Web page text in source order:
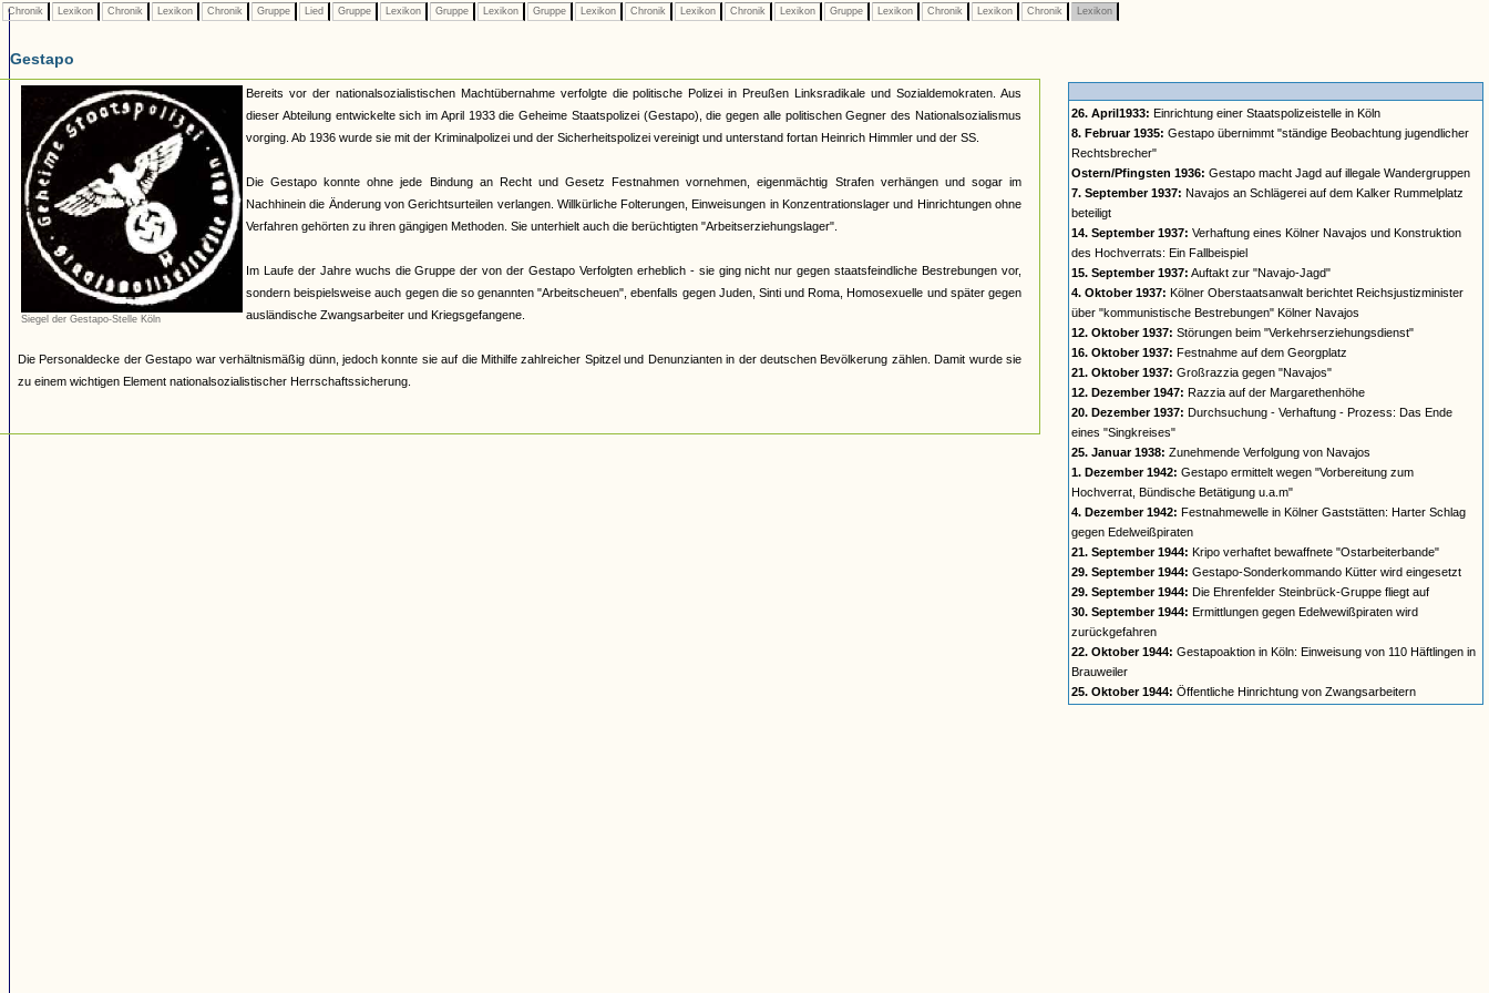
Chronik Lexikon Chronik Lexikon Chronik Gruppe Lied Gruppe Lexikon Gruppe Lexikon Gruppe Lexikon Chronik Lexikon Chronik Lexikon Gruppe Lexikon Chronik Lexikon Chronik Lexikon
Gestapo
Siegel der Gestapo-Stelle Köln
Bereits vor der nationalsozialistischen Machtübernahme verfolgte die politische Polizei in Preußen Linksradikale und Sozialdemokraten. Aus
dieser Abteilung entwickelte sich im April 1933 die Geheime Staatspolizei (Gestapo), die gegen alle politischen Gegner des Nationalsozialismus
vorging. Ab 1936 wurde sie mit der Kriminalpolizei und der Sicherheitspolizei vereinigt und unterstand fortan Heinrich Himmler und der SS.
Die Gestapo konnte ohne jede Bindung an Recht und Gesetz Festnahmen vornehmen, eigenmächtig Strafen verhängen und sogar im
Nachhinein die Änderung von Gerichtsurteilen verlangen. Willkürliche Folterungen, Einweisungen in Konzentrationslager und Hinrichtungen ohne
Verfahren gehörten zu ihren gängigen Methoden. Sie unterhielt auch die berüchtigten "Arbeitserziehungslager".
Im Laufe der Jahre wuchs die Gruppe der von der Gestapo Verfolgten erheblich - sie ging nicht nur gegen staatsfeindliche Bestrebungen vor,
sondern beispielsweise auch gegen die so genannten "Arbeitscheuen", ebenfalls gegen Juden, Sinti und Roma, Homosexuelle und später gegen
ausländische Zwangsarbeiter und Kriegsgefangene.
Die Personaldecke der Gestapo war verhältnismäßig dünn, jedoch konnte sie auf die Mithilfe zahlreicher Spitzel und Denunzianten in der deutschen Bevölkerung zählen. Damit wurde sie
zu einem wichtigen Element nationalsozialistischer Herrschaftssicherung.
26. April1933: Einrichtung einer Staatspolizeistelle in Köln
8. Februar 1935: Gestapo übernimmt "ständige Beobachtung jugendlicher
Rechtsbrecher"
Ostern/Pfingsten 1936: Gestapo macht Jagd auf illegale Wandergruppen
7. September 1937: Navajos an Schlägerei auf dem Kalker Rummelplatz
beteiligt
14. September 1937: Verhaftung eines Kölner Navajos und Konstruktion
des Hochverrats: Ein Fallbeispiel
15. September 1937: Auftakt zur "Navajo-Jagd"
4. Oktober 1937: Kölner Oberstaatsanwalt berichtet Reichsjustizminister
über "kommunistische Bestrebungen" Kölner Navajos
12. Oktober 1937: Störungen beim "Verkehrserziehungsdienst"
16. Oktober 1937: Festnahme auf dem Georgplatz
21. Oktober 1937: Großrazzia gegen "Navajos"
12. Dezember 1947: Razzia auf der Margarethenhöhe
20. Dezember 1937: Durchsuchung - Verhaftung - Prozess: Das Ende
eines "Singkreises"
25. Januar 1938: Zunehmende Verfolgung von Navajos
1. Dezember 1942: Gestapo ermittelt wegen "Vorbereitung zum
Hochverrat, Bündische Betätigung u.a.m"
4. Dezember 1942: Festnahmewelle in Kölner Gaststätten: Harter Schlag
gegen Edelweißpiraten
21. September 1944: Kripo verhaftet bewaffnete "Ostarbeiterbande"
29. September 1944: Gestapo-Sonderkommando Kütter wird eingesetzt
29. September 1944: Die Ehrenfelder Steinbrück-Gruppe fliegt auf
30. September 1944: Ermittlungen gegen Edelwewißpiraten wird
zurückgefahren
22. Oktober 1944: Gestapoaktion in Köln: Einweisung von 110 Häftlingen in
Brauweiler
25. Oktober 1944: Öffentliche Hinrichtung von Zwangsarbeitern